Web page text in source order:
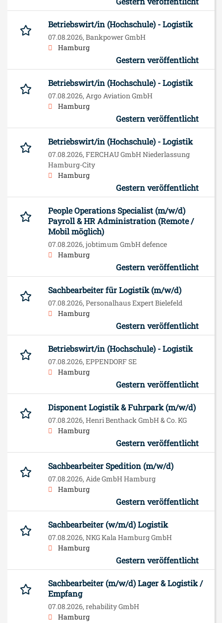
Betriebswirt/in (Hochschule) - Logistik
07.08.2026, Bankpower GmbH
Hamburg
Gestern veröffentlicht
Betriebswirt/in (Hochschule) - Logistik
07.08.2026, Argo Aviation GmbH
Hamburg
Gestern veröffentlicht
Betriebswirt/in (Hochschule) - Logistik
07.08.2026, FERCHAU GmbH Niederlassung
Hamburg-City
Hamburg
Gestern veröffentlicht
People Operations Specialist (m/w/d)
Payroll & HR Administration (Remote /
Mobil möglich)
07.08.2026, jobtimum GmbH defence
Hamburg
Gestern veröffentlicht
Sachbearbeiter für Logistik (m/w/d)
07.08.2026, Personalhaus Expert Bielefeld
Hamburg
Gestern veröffentlicht
Betriebswirt/in (Hochschule) - Logistik
07.08.2026, EPPENDORF SE
Hamburg
Gestern veröffentlicht
Disponent Logistik & Fuhrpark (m/w/d)
07.08.2026, Henri Benthack GmbH & Co. KG
Hamburg
Gestern veröffentlicht
Sachbearbeiter Spedition (m/w/d)
07.08.2026, Aide GmbH Hamburg
Hamburg
Gestern veröffentlicht
Sachbearbeiter (w/m/d) Logistik
07.08.2026, NKG Kala Hamburg GmbH
Hamburg
Gestern veröffentlicht
Sachbearbeiter (m/w/d) Lager & Logistik /
Empfang
07.08.2026, rehability GmbH
Hamburg